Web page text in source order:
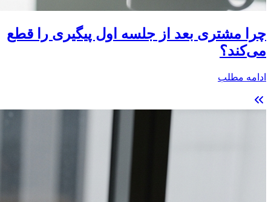
چرا مشتری بعد از جلسه اول پیگیری را قطع
می‌کند؟
ادامه مطلب